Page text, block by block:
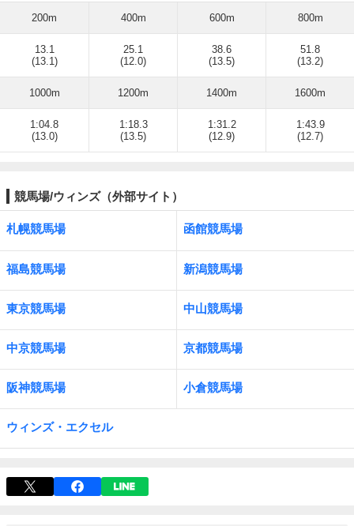
200m 400m 600m 800m
13.1
(13.1)
25.1
(12.0)
38.6
(13.5)
51.8
(13.2)
1000m 1200m 1400m 1600m
1:04.8
(13.0)
1:18.3
(13.5)
1:31.2
(12.9)
1:43.9
(12.7)
競馬場/ウィンズ（外部サイト）
札幌競馬場 函館競馬場
福島競馬場 新潟競馬場
東京競馬場 中山競馬場
中京競馬場 京都競馬場
阪神競馬場 小倉競馬場
ウィンズ・エクセル